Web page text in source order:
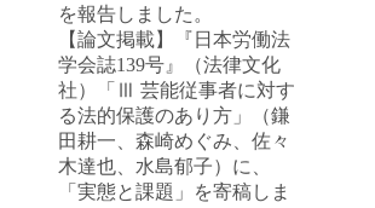
を報告しました。
【論文掲載】『日本労働法
学会誌139号』（法律文化
社）「Ⅲ 芸能従事者に対す
る法的保護のあり方」（鎌
田耕一、森崎めぐみ、佐々
木達也、水島郁子）に、
「実態と課題」を寄稿しま